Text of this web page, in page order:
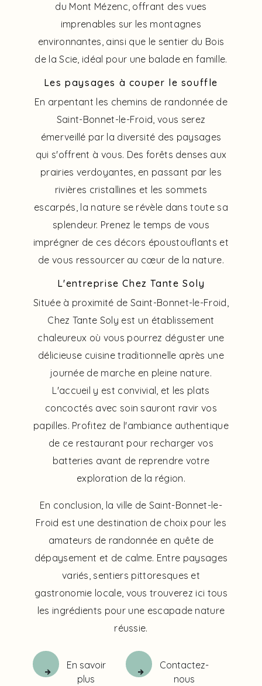
du Mont Mézenc, offrant des vues
imprenables sur les montagnes
environnantes, ainsi que le sentier du Bois
de la Scie, idéal pour une balade en famille.
Les paysages à couper le souffle
En arpentant les chemins de randonnée de
Saint-Bonnet-le-Froid, vous serez
émerveillé par la diversité des paysages
qui s'offrent à vous. Des forêts denses aux
prairies verdoyantes, en passant par les
rivières cristallines et les sommets
escarpés, la nature se révèle dans toute sa
splendeur. Prenez le temps de vous
imprégner de ces décors époustouflants et
de vous ressourcer au cœur de la nature.
L'entreprise Chez Tante Soly
Située à proximité de Saint-Bonnet-le-Froid,
Chez Tante Soly est un établissement
chaleureux où vous pourrez déguster une
délicieuse cuisine traditionnelle après une
journée de marche en pleine nature.
L'accueil y est convivial, et les plats
concoctés avec soin sauront ravir vos
papilles. Profitez de l'ambiance authentique
de ce restaurant pour recharger vos
batteries avant de reprendre votre
exploration de la région.
En conclusion, la ville de Saint-Bonnet-le-
Froid est une destination de choix pour les
amateurs de randonnée en quête de
dépaysement et de calme. Entre paysages
variés, sentiers pittoresques et
gastronomie locale, vous trouverez ici tous
les ingrédients pour une escapade nature
réussie.
En savoir
plus
Contactez-
nous